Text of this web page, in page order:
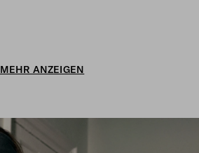
MEHR ANZEIGEN